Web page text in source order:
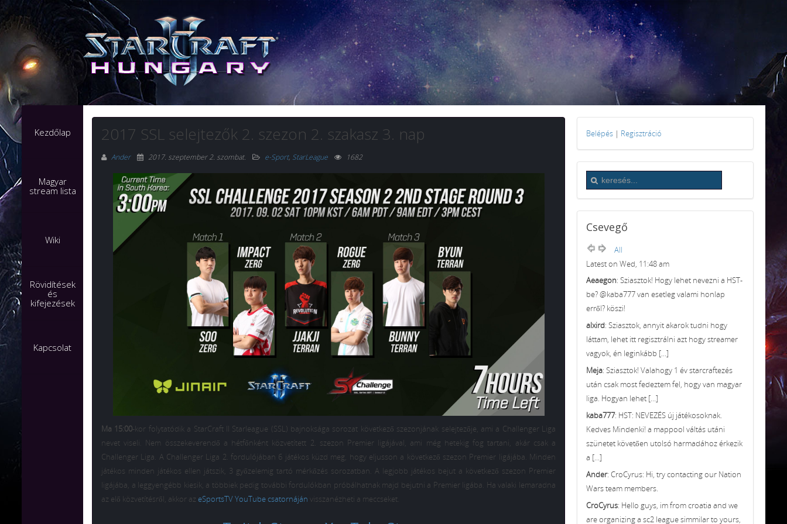
Kezdőlap
Magyar
stream lista
Wiki
Rövidítések
és
kifejezések
Kapcsolat
2017 SSL selejtezők 2. szezon 2. szakasz 3. nap
Ander 2017. szeptember 2. szombat. e-Sport, StarLeague 1682
Ma 15:00-kor folytatódik a StarCraft II Starleague (SSL) bajnoksága sorozat következő szezonjának selejtezője, ami a Challenger Liga
nevet viseli. Nem összekeverendő a hétfőnként közvetített 2. szezon Premier ligájával, ami még hetekig fog tartani, akár csak a
Challenger Liga. A Challenger Liga 2. fordulójában 6 játékos küzd meg, hogy eljusson a következő szezon Premier ligájába. Minden
játékos minden játékos ellen játszik, 3 győzelemig tartó mérkőzés sorozatban. A legjobb játékos bejut a következő szezon Premier
ligájába, a leggyengébb kiesik, a többiek pedig további fordulókban próbálhatnak majd bejutni a Premier ligába. Ha valaki lemaradna
az elő közvetítésről, akkor az eSportsTV YouTube csatornáján visszanézheti a meccseket.
Belépés | Regisztráció
Csevegő
All
Latest on Wed, 11:48 am
Aeaegon: Sziasztok! Hogy lehet nevezni a HST-
be? @kaba777 van esetleg valami honlap
erről? köszi!
alxird: Sziasztok, annyit akarok tudni hogy
láttam, lehet itt regisztrálni azt hogy streamer
vagyok, én leginkább [...]
Meja: Sziasztok! Valahogy 1 év starcraftezés
után csak most fedeztem fel, hogy van magyar
liga. Hogyan lehet [...]
kaba777: HST: NEVEZÉS új játékosoknak.
Kedves Mindenki! a mappool váltás utáni
szünetet követően utolsó harmadához érkezik
a [...]
Ander: CroCyrus: Hi, try contacting our Nation
Wars team members.
CroCyrus: Hello guys, im from croatia and we
are organizing a sc2 league simmilar to yours,